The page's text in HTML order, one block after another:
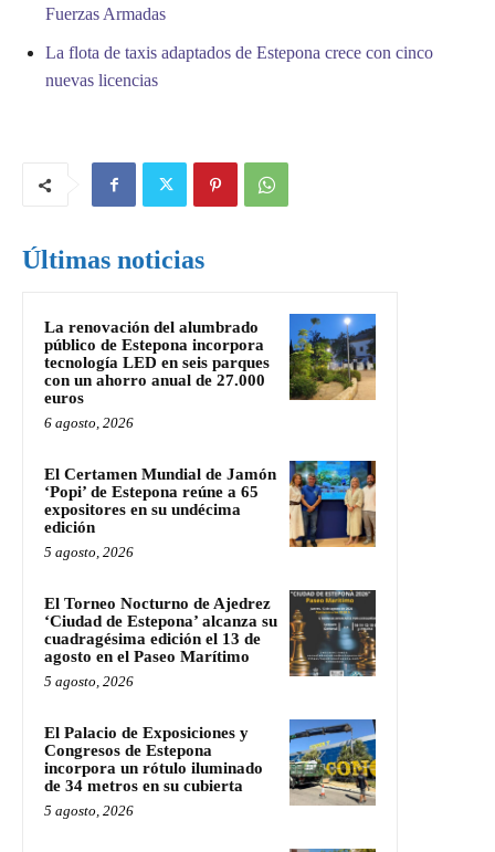
Fuerzas Armadas
La flota de taxis adaptados de Estepona crece con cinco
nuevas licencias
Últimas noticias
La renovación del alumbrado
público de Estepona incorpora
tecnología LED en seis parques
con un ahorro anual de 27.000
euros
6 agosto, 2026
El Certamen Mundial de Jamón
‘Popi’ de Estepona reúne a 65
expositores en su undécima
edición
5 agosto, 2026
El Torneo Nocturno de Ajedrez
‘Ciudad de Estepona’ alcanza su
cuadragésima edición el 13 de
agosto en el Paseo Marítimo
5 agosto, 2026
El Palacio de Exposiciones y
Congresos de Estepona
incorpora un rótulo iluminado
de 34 metros en su cubierta
5 agosto, 2026